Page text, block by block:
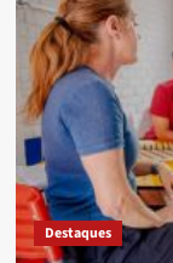
Destaques